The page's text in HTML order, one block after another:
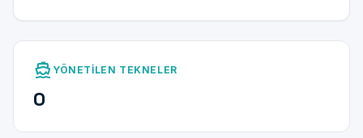
directions_boat YÖNETILEN TEKNELER
0